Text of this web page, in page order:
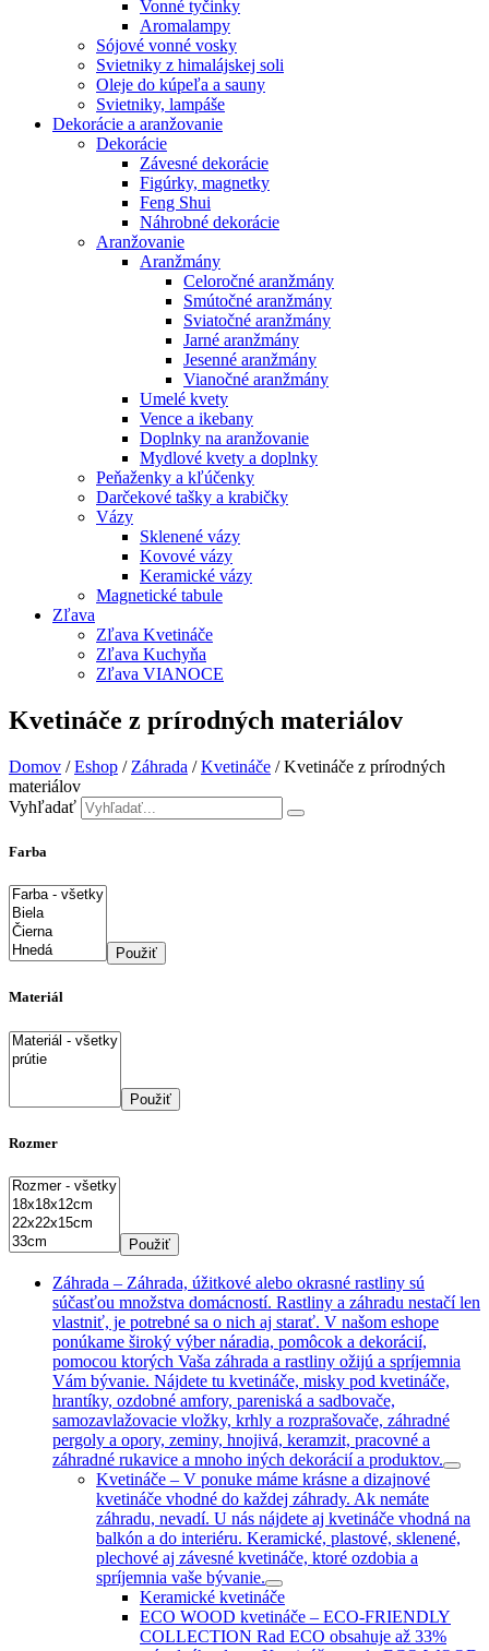
Vonné tyčinky
Aromalampy
Sójové vonné vosky
Svietniky z himalájskej soli
Oleje do kúpeľa a sauny
Svietniky, lampáše
Dekorácie a aranžovanie
Dekorácie
Závesné dekorácie
Figúrky, magnetky
Feng Shui
Náhrobné dekorácie
Aranžovanie
Aranžmány
Celoročné aranžmány
Smútočné aranžmány
Sviatočné aranžmány
Jarné aranžmány
Jesenné aranžmány
Vianočné aranžmány
Umelé kvety
Vence a ikebany
Doplnky na aranžovanie
Mydlové kvety a doplnky
Peňaženky a kľúčenky
Darčekové tašky a krabičky
Vázy
Sklenené vázy
Kovové vázy
Keramické vázy
Magnetické tabule
Zľava
Zľava Kvetináče
Zľava Kuchyňa
Zľava VIANOCE
Kvetináče z prírodných materiálov
Domov /Eshop / Záhrada /Kvetináče / Kvetináče z prírodných
materiálov
Vyhľadať
Farba
Použiť
Materiál
Použiť
Rozmer
Použiť
Záhrada – Záhrada, úžitkové alebo okrasné rastliny sú
súčasťou množstva domácností. Rastliny a záhradu nestačí len
vlastniť, je potrebné sa o nich aj starať. V našom eshope
ponúkame široký výber náradia, pomôcok a dekorácií,
pomocou ktorých Vaša záhrada a rastliny ožijú a spríjemnia
Vám bývanie. Nájdete tu kvetináče, misky pod kvetináče,
hrantíky, ozdobné amfory, pareniská a sadbovače,
samozavlažovacie vložky, krhly a rozprašovače, záhradné
pergoly a opory, zeminy, hnojivá, keramzit, pracovné a
záhradné rukavice a mnoho iných dekorácií a produktov.
Kvetináče – V ponuke máme krásne a dizajnové
kvetináče vhodné do každej záhrady. Ak nemáte
záhradu, nevadí. U nás nájdete aj kvetináče vhodná na
balkón a do interiéru. Keramické, plastové, sklenené,
plechové aj závesné kvetináče, ktoré ozdobia a
spríjemnia vaše bývanie.
Keramické kvetináče
ECO WOOD kvetináče – ECO-FRIENDLY
COLLECTION Rad ECO obsahuje až 33%